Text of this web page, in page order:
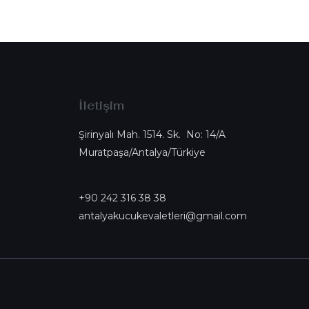
İletişim
Şirinyalı Mah. 1514. Sk. No: 14/A
Muratpaşa/Antalya/Türkiye
+90 242 316 38 38
antalyakucukevaletleri@gmail.com